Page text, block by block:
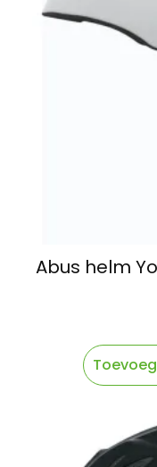
Abus helm